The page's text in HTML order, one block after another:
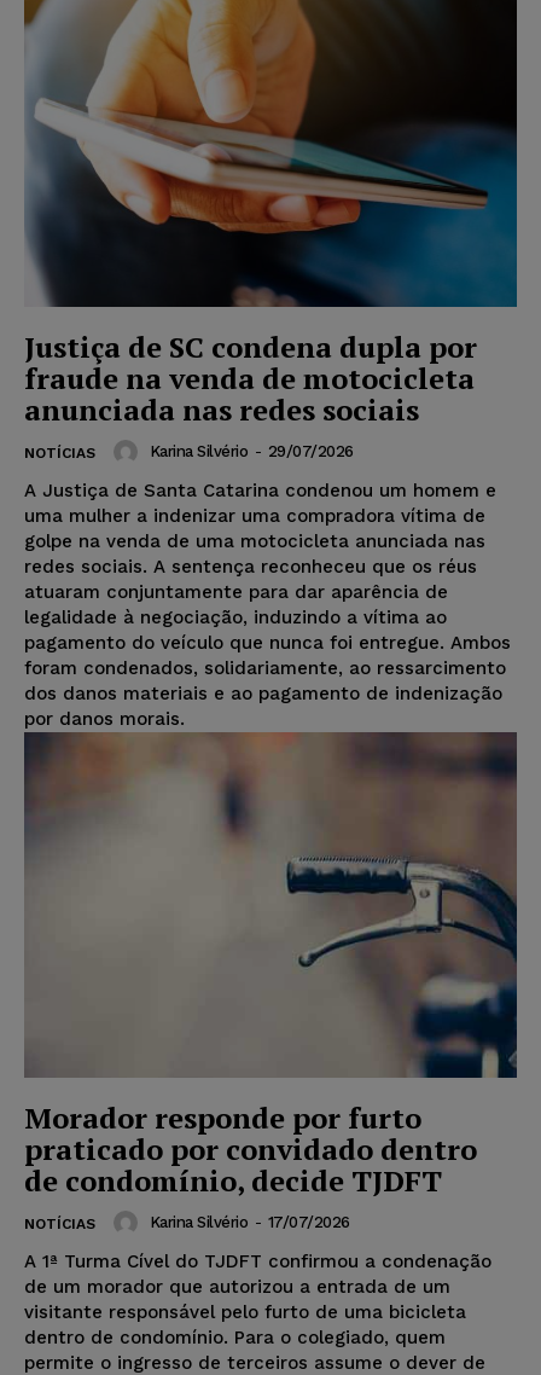
Justiça de SC condena dupla por
fraude na venda de motocicleta
anunciada nas redes sociais
NOTÍCIAS Karina Silvério - 29/07/2026
A Justiça de Santa Catarina condenou um homem e
uma mulher a indenizar uma compradora vítima de
golpe na venda de uma motocicleta anunciada nas
redes sociais. A sentença reconheceu que os réus
atuaram conjuntamente para dar aparência de
legalidade à negociação, induzindo a vítima ao
pagamento do veículo que nunca foi entregue. Ambos
foram condenados, solidariamente, ao ressarcimento
dos danos materiais e ao pagamento de indenização
por danos morais.
Morador responde por furto
praticado por convidado dentro
de condomínio, decide TJDFT
NOTÍCIAS Karina Silvério - 17/07/2026
A 1ª Turma Cível do TJDFT confirmou a condenação
de um morador que autorizou a entrada de um
visitante responsável pelo furto de uma bicicleta
dentro de condomínio. Para o colegiado, quem
permite o ingresso de terceiros assume o dever de